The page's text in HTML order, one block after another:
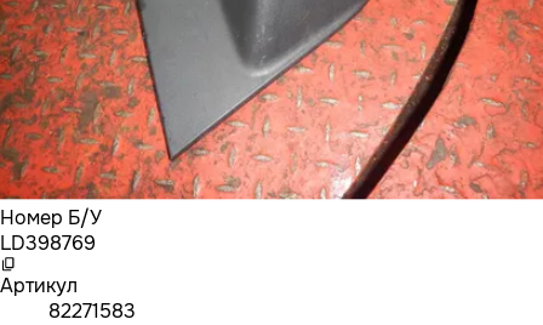
Номер Б/У
LD398769
Артикул
82271583